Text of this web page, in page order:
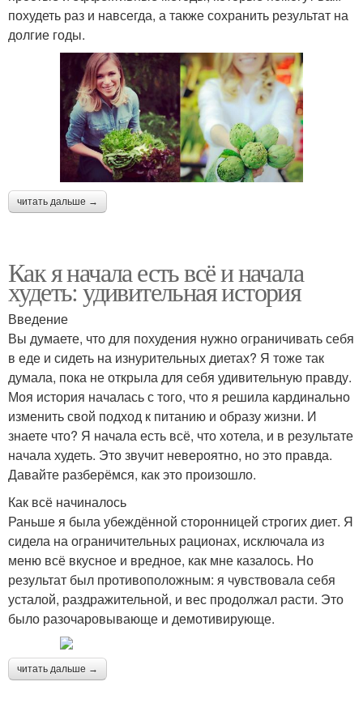
похудеть раз и навсегда, а также сохранить результат на
долгие годы.
читать дальше →
Как я начала есть всё и начала
худеть: удивительная история
Введение
Вы думаете, что для похудения нужно ограничивать себя
в еде и сидеть на изнурительных диетах? Я тоже так
думала, пока не открыла для себя удивительную правду.
Моя история началась с того, что я решила кардинально
изменить свой подход к питанию и образу жизни. И
знаете что? Я начала есть всё, что хотела, и в результате
начала худеть. Это звучит невероятно, но это правда.
Давайте разберёмся, как это произошло.
Как всё начиналось
Раньше я была убеждённой сторонницей строгих диет. Я
сидела на ограничительных рационах, исключала из
меню всё вкусное и вредное, как мне казалось. Но
результат был противоположным: я чувствовала себя
усталой, раздражительной, и вес продолжал расти. Это
было разочаровывающе и демотивирующе.
читать дальше →